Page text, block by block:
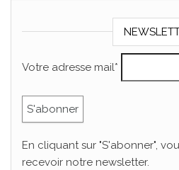
Votre adresse mail*
En cliquant sur "S'abonner",
recevoir notre newsletter.